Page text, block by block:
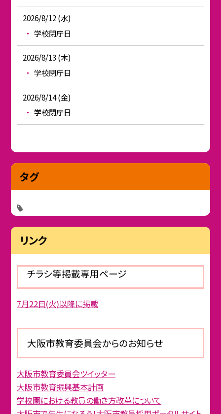
2026/8/12 (水)
学校閉庁日
2026/8/13 (木)
学校閉庁日
2026/8/14 (金)
学校閉庁日
タグ
リンク
チラシ等掲載専用ページ
7月22日(火)以降に掲載
大阪市教育委員会からのお知らせ
大阪市教育委員会ツイッター
大阪市教育振興基本計画
学校園における教員の働き方改革について